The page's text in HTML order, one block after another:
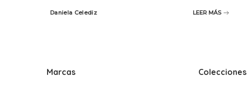
Posted
Daniela Celediz LEER MÁS
Marcas Colecciones